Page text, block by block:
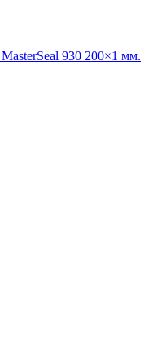
930 200×1 мм.